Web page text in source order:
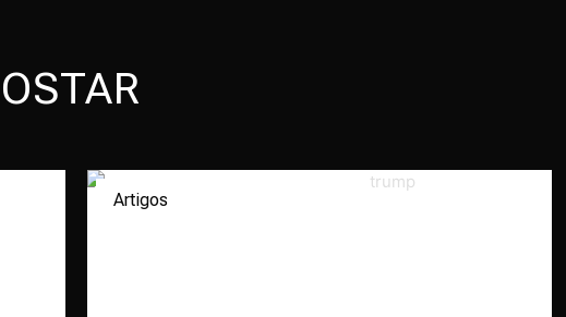
Artigos